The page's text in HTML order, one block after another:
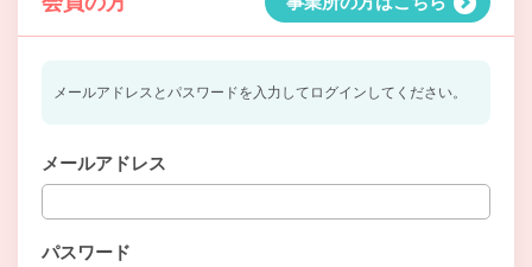
メールアドレスとパスワードを入力してログインしてください。
メールアドレス
パスワード